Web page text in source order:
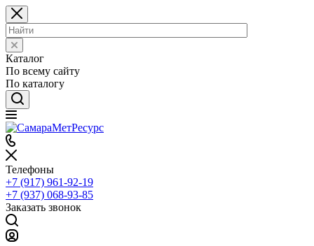
Каталог
По всему сайту
По каталогу
Телефоны
+7 (917) 961-92-19
+7 (937) 068-93-85
Заказать звонок